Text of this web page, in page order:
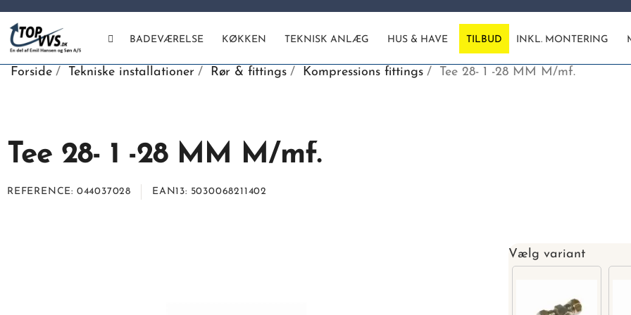
BADEVÆRELSE KØKKEN TEKNISK ANLÆG HUS & HAVE TILBUD INKL. MONTERING
Forside Tekniske installationer Rør & fittings Kompressions fittings Tee 28- 1 -28 MM M/mf.
Tee 28- 1 -28 MM M/mf.
REFERENCE 044037028 EAN13 5030068211402
Vælg variant